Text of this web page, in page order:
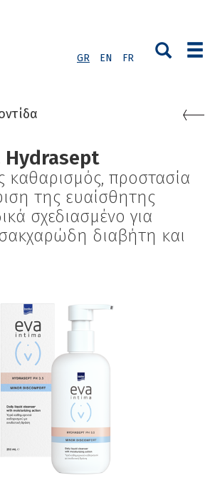
GR EN FR
Hydrasept
καθαρισμός, προστασία
της ευαίσθητης
σχεδιασμένο για
διαβήτη και